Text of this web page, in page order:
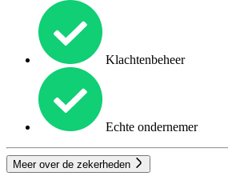
Klachtenbeheer
Echte ondernemer
Meer over de zekerheden